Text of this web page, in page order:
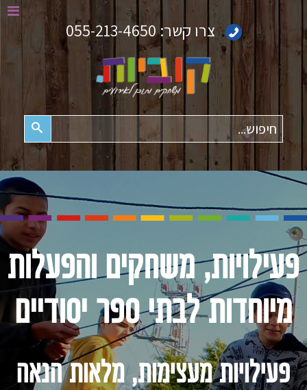
צרו קשר:055-213-4650
פעילויות, משחקים והפעלות
מיוחדות לבתי ספר יסודיים
פעילויות מעצימות, מלאות הנאה